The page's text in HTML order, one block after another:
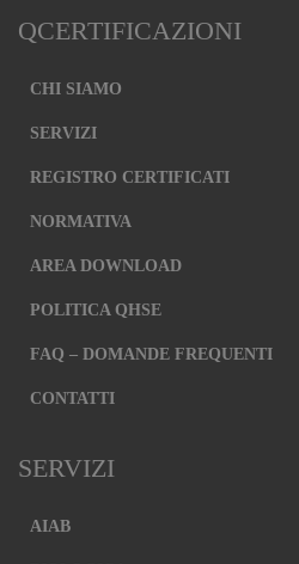
QCERTIFICAZIONI
CHI SIAMO
SERVIZI
REGISTRO CERTIFICATI
NORMATIVA
AREA DOWNLOAD
POLITICA QHSE
FAQ – DOMANDE FREQUENTI
CONTATTI
SERVIZI
AIAB